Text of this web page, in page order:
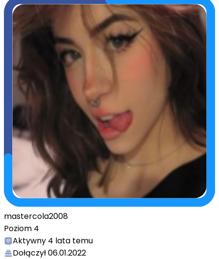
mastercola2008
Poziom 4
Aktywny 4 lata temu
Dołączył06.01.2022